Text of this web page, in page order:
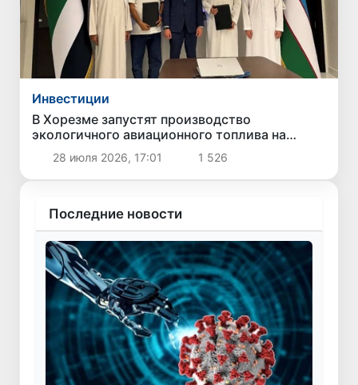
Инвестиции
В Хорезме запустят производство
экологичного авиационного топлива на
основе водородных технологий
28 июля 2026, 17:01 1 526
Последние новости